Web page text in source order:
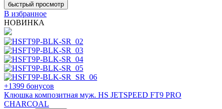
быстрый просмотр
В избранное
НОВИНКА
+1399 бонусов
Клюшка композитная муж. HS JETSPEED FT9 PRO
CHARCOAL